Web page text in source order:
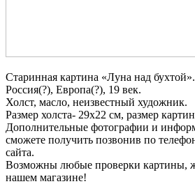
Старинная картина «Луна над бухтой».
Россия(?), Европа(?), 19 век.
Холст, масло, неизвестный художник.
Размер холста- 29х22 см, размер
Дополнительные фотографии и
сможете получить позвонив по
сайта.
Возможны любые проверки картины,
нашем магазине!